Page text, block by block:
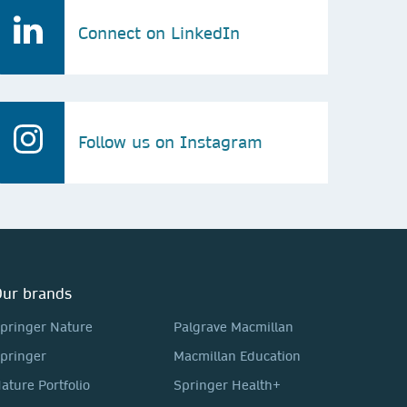
Connect on LinkedIn
Follow us on Instagram
brands
Nature
Portfolio
Palgrave Macmillan
Macmillan Education
Springer Health+